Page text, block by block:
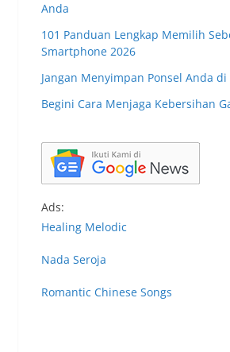
Anda
101 Panduan Lengkap Memilih
Smartphone 2026
Jangan Menyimpan Ponsel Anda
Begini Cara Menjaga Kebersihan
Ads:
Healing Melodic
Nada Seroja
Romantic Chinese Songs